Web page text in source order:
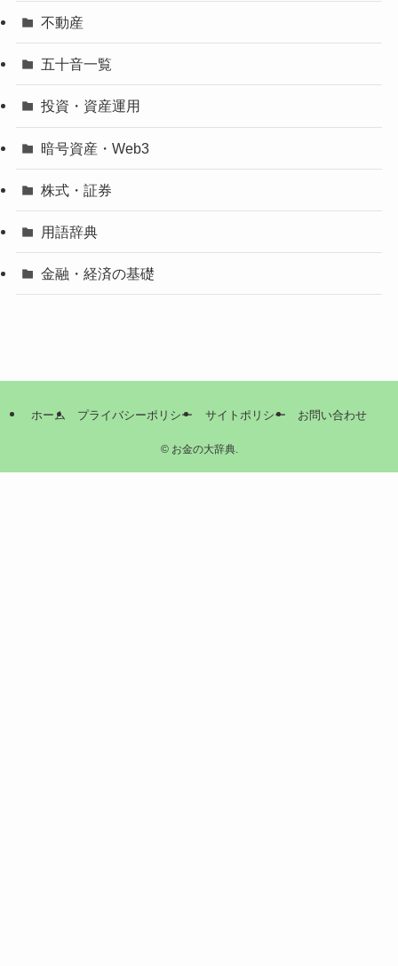
不動産
五十音一覧
投資・資産運用
暗号資産・Web3
株式・証券
用語辞典
金融・経済の基礎
ホーム プライバシーポリシー サイトポリシー お問い合わせ
©お金の大辞典.